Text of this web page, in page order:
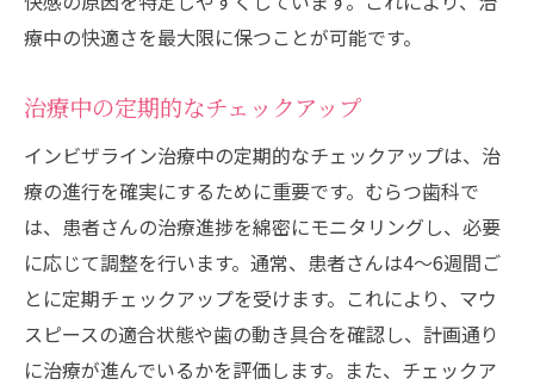
療中の快適さを最大限に保つことが可能です。
治療中の定期的なチェックアップ
インビザライン治療中の定期的なチェックアップは、治
療の進行を確実にするために重要です。むらつ歯科で
は、患者さんの治療進捗を綿密にモニタリングし、必要
に応じて調整を行います。通常、患者さんは4〜6週間ご
とに定期チェックアップを受けます。これにより、マウ
スピースの適合状態や歯の動き具合を確認し、計画通り
に治療が進んでいるかを評価します。また、チェックア